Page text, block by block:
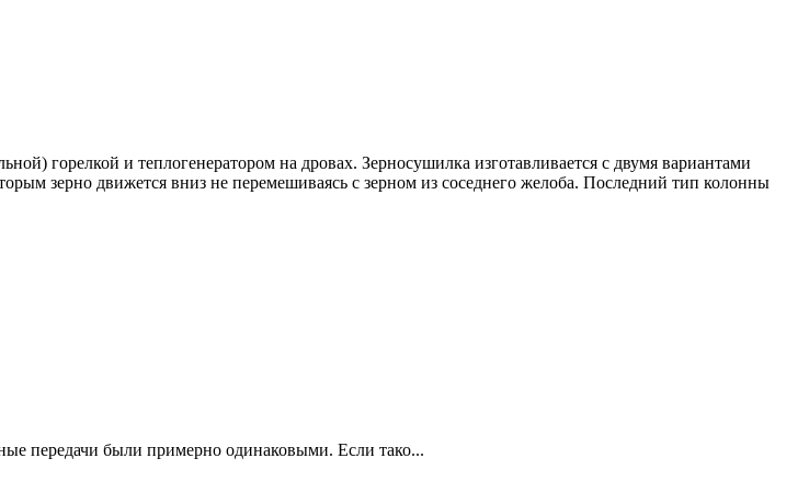
горелкой и теплогенератором на дровах. Зерносушилка изготавливается с двумя вариантами
зерно движется вниз не перемешиваясь с зерном из соседнего желоба. Последний тип колонны
передачи были примерно одинаковыми. Если тако...